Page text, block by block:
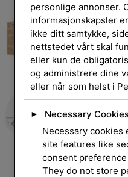
personlige annonser.
informasjonskapsler
ikke ditt samtykke,
nettstedet vårt skal
eller kun de
og administrere dine
eller når som helst i
► Necessary
Necessary cookies
site features like
consent
They do not store